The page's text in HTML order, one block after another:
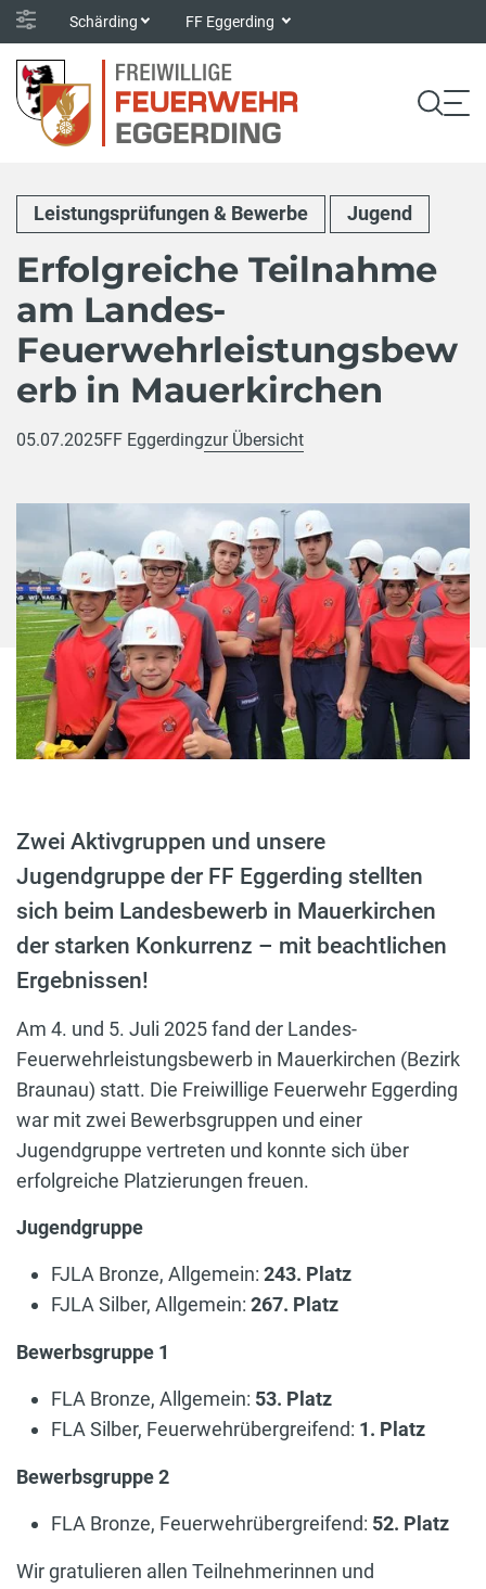
Schärding FF Eggerding
Leistungsprüfungen & Bewerbe Jugend
Erfolgreiche Teilnahme
am Landes-
Feuerwehrleistungsbew
erb in Mauerkirchen
05.07.2025FF Eggerdingzur Übersicht
Zwei Aktivgruppen und unsere
Jugendgruppe der FF Eggerding stellten
sich beim Landesbewerb in Mauerkirchen
der starken Konkurrenz – mit beachtlichen
Ergebnissen!
Am 4. und 5. Juli 2025 fand der Landes-
Feuerwehrleistungsbewerb in Mauerkirchen (Bezirk
Braunau) statt. Die Freiwillige Feuerwehr Eggerding
war mit zwei Bewerbsgruppen und einer
Jugendgruppe vertreten und konnte sich über
erfolgreiche Platzierungen freuen.
Jugendgruppe
FJLA Bronze, Allgemein: 243. Platz
FJLA Silber, Allgemein: 267. Platz
Bewerbsgruppe 1
FLA Bronze, Allgemein: 53. Platz
FLA Silber, Feuerwehrübergreifend: 1. Platz
Bewerbsgruppe 2
FLA Bronze, Feuerwehrübergreifend: 52. Platz
Wir gratulieren allen Teilnehmerinnen und